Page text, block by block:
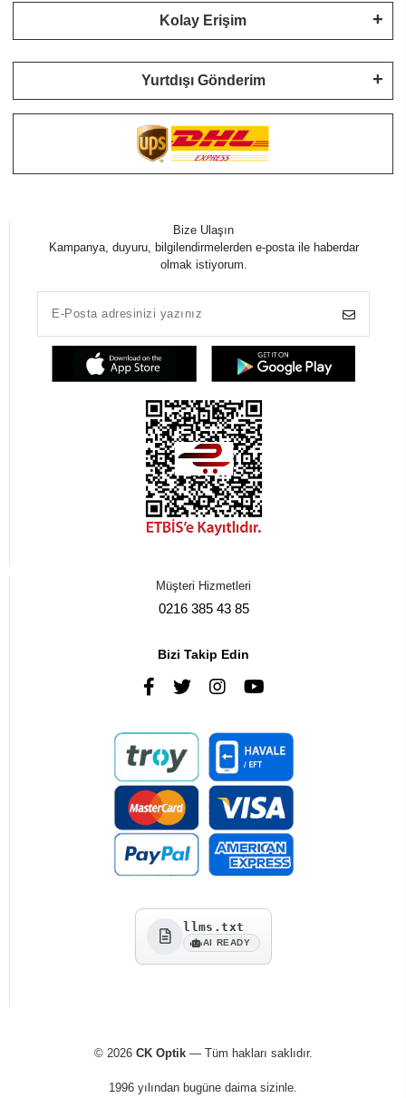
Kolay Erişim
Yurtdışı Gönderim
Bize Ulaşın
Kampanya, duyuru, bilgilendirmelerden e-posta ile haberdar
olmak istiyorum.
Müşteri Hizmetleri
0216 385 43 85
Bizi Takip Edin
llms.txt
AI READY
© 2026 CK Optik— Tüm hakları saklıdır.
1996 yılından bugüne daima sizinle.